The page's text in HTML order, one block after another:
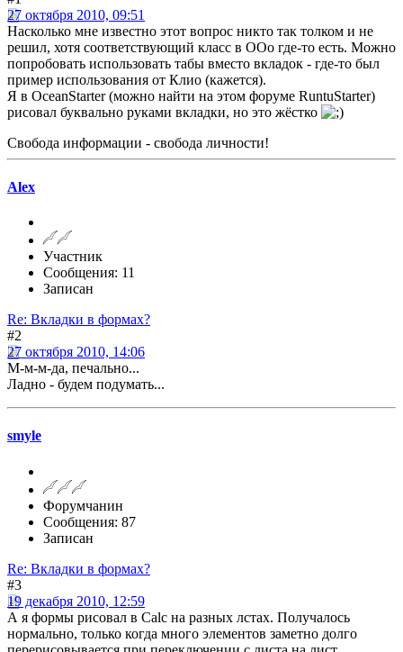
27 октября 2010, 09:51
Насколько мне известно этот вопрос никто так толком и не
решил, хотя соответствующий класс в ООо где-то есть. Можно
попробовать использовать табы вместо вкладок - где-то был
пример использования от Клио (кажется).
Я в OceanStarter (можно найти на этом форуме RuntuStarter)
рисовал буквально руками вкладки, но это жёстко
Свобода информации - свобода личности!
Alex
Участник
Сообщения: 11
Записан
Re: Вкладки в формах?
#2
27 октября 2010, 14:06
М-м-м-да, печально...
Ладно - будем подумать...
smyle
Форумчанин
Сообщения: 87
Записан
Re: Вкладки в формах?
#3
19 декабря 2010, 12:59
А я формы рисовал в Calc на разных лстах. Получалось
нормально, только когда много элементов заметно долго